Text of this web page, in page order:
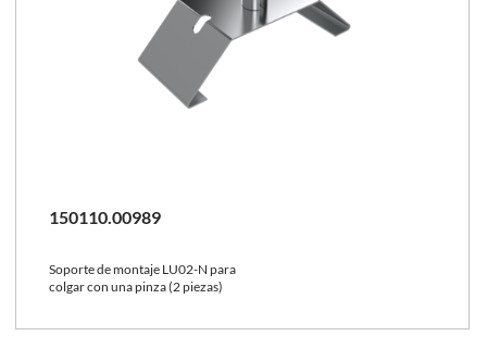
150110.00989
Soporte de montaje LU02-N para
colgar con una pinza (2 piezas)